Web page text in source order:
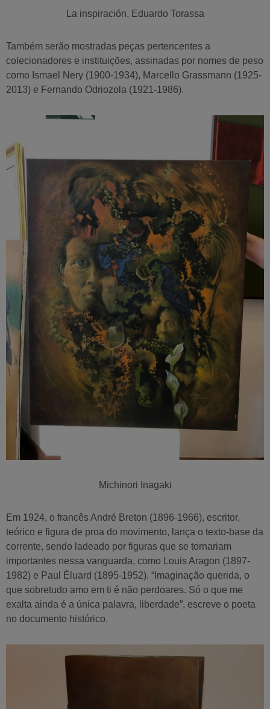
La inspiración, Eduardo Torassa
Também serão mostradas peças pertencentes a
colecionadores e instituições, assinadas por nomes de peso
como Ismael Nery (1900-1934), Marcello Grassmann (1925-
2013) e Fernando Odriozola (1921-1986).
Michinori Inagaki
Em 1924, o francês André Breton (1896-1966), escritor,
teórico e figura de proa do movimento, lança o texto-base da
corrente, sendo ladeado por figuras que se tornariam
importantes nessa vanguarda, como Louis Aragon (1897-
1982) e Paul Éluard (1895-1952). “Imaginação querida, o
que sobretudo amo em ti é não perdoares. Só o que me
exalta ainda é a única palavra, liberdade”, escreve o poeta
no documento histórico.